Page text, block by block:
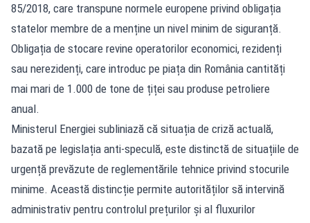
85/2018, care transpune normele europene privind obligația
statelor membre de a menține un nivel minim de siguranță.
Obligația de stocare revine operatorilor economici, rezidenți
sau nerezidenți, care introduc pe piața din România cantități
mai mari de 1.000 de tone de țiței sau produse petroliere
anual.
Ministerul Energiei subliniază că situația de criză actuală,
bazată pe legislația anti-speculă, este distinctă de situațiile de
urgență prevăzute de reglementările tehnice privind stocurile
minime. Această distincție permite autorităților să intervină
administrativ pentru controlul prețurilor și al fluxurilor